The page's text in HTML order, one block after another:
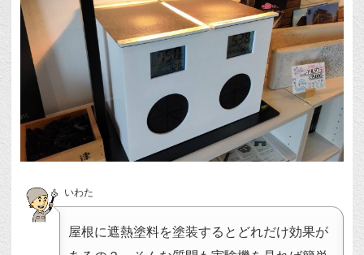
いわた
屋根に遮熱塗料を塗装するとどれだけ効果が